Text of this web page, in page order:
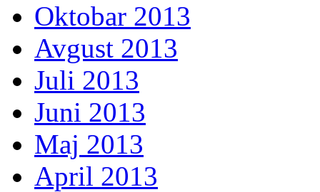
Oktobar 2013
Avgust 2013
Juli 2013
Juni 2013
Maj 2013
April 2013